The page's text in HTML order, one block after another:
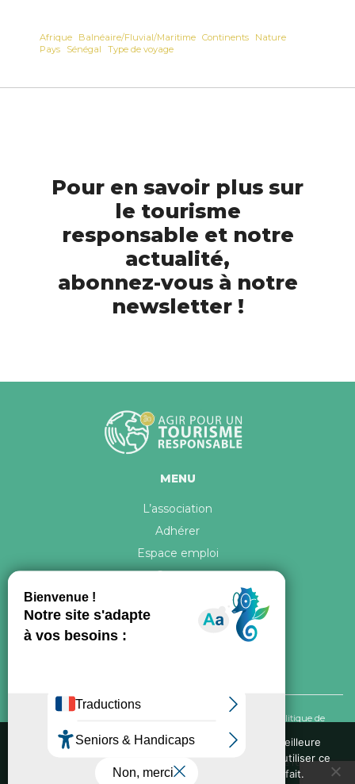
Afrique Balnéaire/Fluvial/Maritime Continents
Nature
Pays
Sénégal Type de voyage
Pour en savoir plus sur
le tourisme
responsable et notre
actualité,
abonnez-vous à notre
newsletter !
MENU
L’association
Adhérer
Espace emploi
Contact
Politique de
confidentialité
Conception graphique, iconographie et développement de ce site réalisés par
Nous utilisons des cookies pour vous garantir la meilleure
expérience sur notre site web. Si vous continuez à utiliser ce
site, nous supposerons que vous en êtes satisfait.